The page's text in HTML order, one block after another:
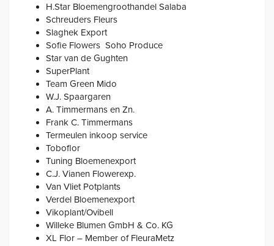
H.Star Bloemengroothandel Salaba
Schreuders Fleurs
Slaghek Export
Sofie Flowers Soho Produce
Star van de Gughten
SuperPlant
Team Green Mido
W.J. Spaargaren
A. Timmermans en Zn.
Frank C. Timmermans
Termeulen inkoop service
Toboflor
Tuning Bloemenexport
C.J. Vianen Flowerexp.
Van Vliet Potplants
Verdel Bloemenexport
Vikoplant/Ovibell
Willeke Blumen GmbH & Co. KG
XL Flor – Member of FleuraMetz